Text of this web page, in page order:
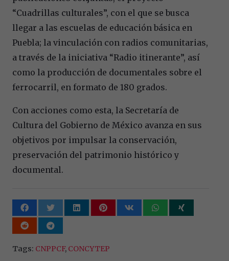
“Cuadrillas culturales”, con el que se busca
llegar a las escuelas de educación básica en
Puebla; la vinculación con radios comunitarias,
a través de la iniciativa “Radio itinerante”, así
como la producción de documentales sobre el
ferrocarril, en formato de 180 grados.
Con acciones como esta, la Secretaría de
Cultura del Gobierno de México avanza en sus
objetivos por impulsar la conservación,
preservación del patrimonio histórico y
documental.
Tags: CNPPCF, CONCYTEP